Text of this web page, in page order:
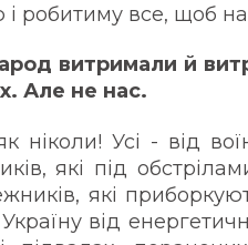
і робитиму все, щоб
витримали й
Але не нас.
ніколи! Усі - від
які під
які
від